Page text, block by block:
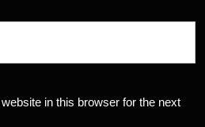
in this browser for the next